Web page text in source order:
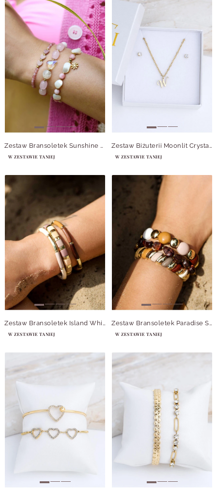
Zestaw Bransoletek Sunshine Symphony
W ZESTAWIE TANIEJ
Zestaw Biżuterii Moonlit Crystals
W ZESTAWIE TANIEJ
Zestaw Bransoletek Island Whimsy
W ZESTAWIE TANIEJ
Zestaw Bransoletek Paradise Spark
W ZESTAWIE TANIEJ